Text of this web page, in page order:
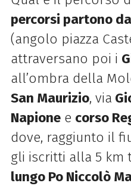
percorsi partono
(angolo piazza
attraversano poi i
all’ombra della
San Maurizio, via
Napionee corso
dove, raggiunto il
gli iscritti alla 5 km
lungo Po Niccolò